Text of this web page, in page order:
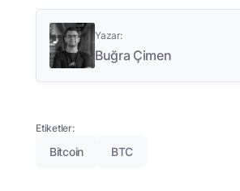
Yazar:
Buğra Çimen
Etiketler:
Bitcoin BTC